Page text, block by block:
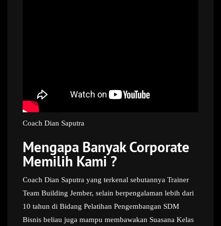
Coach Dian Saputra
Mengapa Banyak Corporate
Memilih Kami ?
Coach Dian Saputra yang terkenal sebutannya Trainer
Team Building Jember, selain berpengalaman lebih dari
10 tahun di Bidang Pelatihan Pengembangan SDM
Bisnis beliau juga mampu membawakan Suasana Kelas